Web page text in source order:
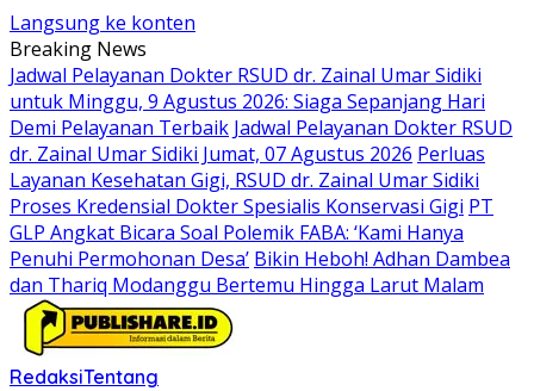
Langsung ke konten
Breaking News
Jadwal Pelayanan Dokter RSUD dr. Zainal Umar Sidiki
untuk Minggu, 9 Agustus 2026: Siaga Sepanjang Hari
Demi Pelayanan Terbaik Jadwal Pelayanan Dokter RSUD
dr. Zainal Umar Sidiki Jumat, 07 Agustus 2026 Perluas
Layanan Kesehatan Gigi, RSUD dr. Zainal Umar Sidiki
Proses Kredensial Dokter Spesialis Konservasi Gigi PT
GLP Angkat Bicara Soal Polemik FABA: ‘Kami Hanya
Penuhi Permohonan Desa’ Bikin Heboh! Adhan Dambea
dan Thariq Modanggu Bertemu Hingga Larut Malam
RedaksiTentang